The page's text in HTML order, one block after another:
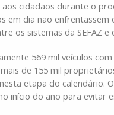
cidadãos durante o
dia não enfrentassem
os sistemas da SEFAZ e
569 mil veículos
de 155 mil
etapa do calendário.
início do ano para evitar